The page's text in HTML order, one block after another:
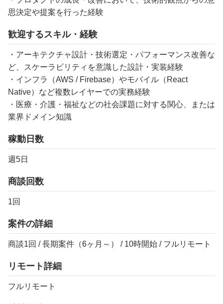
思決定や提案を行った経験
歓迎するスキル・経験
・アーキテクチャ設計・技術選定・パフォーマンス改善な
ど、スケーラビリティを意識した設計・実装経験
・インフラ（AWS / Firebase）やモバイル（React
Native）など複数レイヤーでの実務経験
・医療・介護・福祉などの社会課題に対する関心、または
業界ドメイン知識
稼動日数
週5日
商談回数
1回
案件の詳細
商談1回 / 長期案件（6ヶ月～） / 10時開始 / フルリモート
リモート詳細
フルリモート